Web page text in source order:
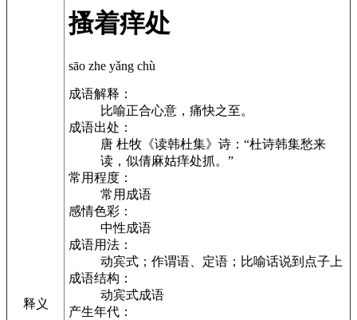
释义
搔着痒处
sāo zhe yǎng chù
成语解释：
比喻正合心意，痛快之至。
成语出处：
唐 杜牧《读韩杜集》诗：“杜诗韩集愁来
读，似倩麻姑痒处抓。”
常用程度：
常用成语
感情色彩：
中性成语
成语用法：
动宾式；作谓语、定语；比喻话说到点子上
成语结构：
动宾式成语
产生年代：